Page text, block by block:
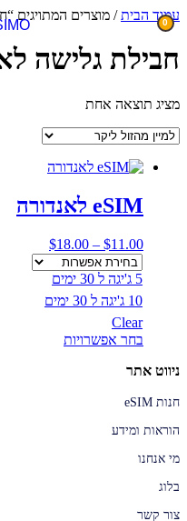
דלג
לתוכן
0
עמוד הבית/ מוצרים המתויגים
חבילת גלישה
מציג תוצאה אחת
eSIM לאנדורה
$11.00
–
$18.00 טווח
מחירים:
5 ג'יגה ל 30 ימים
10 ג'יגה ל 30 ימים
Clear
בחר אפשרויות
ניווט אתר
חנות eSIM
הוראות ומידע
מי אנחנו
בלוג
צור קשר